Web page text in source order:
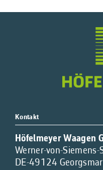
Kontakt
Höfelmeyer Waagen
Werner-von-Siemens-
DE-49124